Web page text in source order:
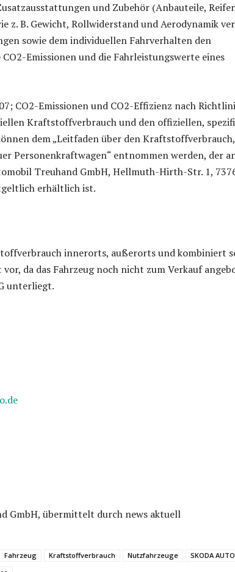
und Zubehör (Anbauteile,
z. B. Gewicht, Rollwiderstand und Aerodynamik
sowie dem individuellen Fahrverhalten den
Emissionen und die Fahrleistungswerte eines
CO2-Emissionen und CO2-Effizienz nach
Kraftstoffverbrauch und den offiziellen,
dem „Leitfaden über den
Personenkraftwagen“ entnommen werden, der
Treuhand GmbH, Hellmuth-Hirth-Str. 1,
erhältlich ist.
innerorts, außerorts und kombiniert
da das Fahrzeug noch nicht zum Verkauf
unterliegt.
GmbH, übermittelt durch news aktuell
Fahrzeug Kraftstoffverbrauch Nutzfahrzeuge
SKODA AUTO